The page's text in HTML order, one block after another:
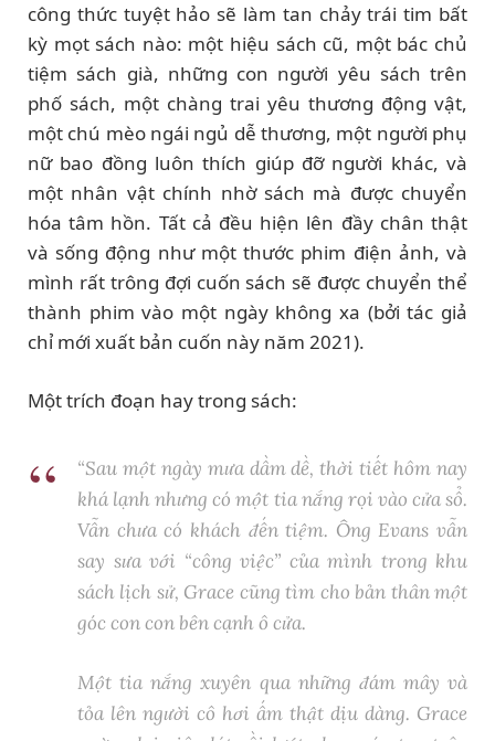
công thức tuyệt hảo sẽ làm tan chảy trái tim bất
kỳ mọt sách nào: một hiệu sách cũ, một bác chủ
tiệm sách già, những con người yêu sách trên
phố sách, một chàng trai yêu thương động vật,
một chú mèo ngái ngủ dễ thương, một người phụ
nữ bao đồng luôn thích giúp đỡ người khác, và
một nhân vật chính nhờ sách mà được chuyển
hóa tâm hồn. Tất cả đều hiện lên đầy chân thật
và sống động như một thước phim điện ảnh, và
mình rất trông đợi cuốn sách sẽ được chuyển thể
thành phim vào một ngày không xa (bởi tác giả
chỉ mới xuất bản cuốn này năm 2021).
Một trích đoạn hay trong sách:
“Sau một ngày mưa dầm dề, thời tiết hôm nay
khá lạnh nhưng có một tia nắng rọi vào cửa sổ.
Vẫn chưa có khách đến tiệm. Ông Evans vẫn
say sưa với “công việc” của mình trong khu
sách lịch sử, Grace cũng tìm cho bản thân một
góc con con bên cạnh ô cửa.
Một tia nắng xuyên qua những đám mây và
tỏa lên người cô hơi ấm thật dịu dàng. Grace